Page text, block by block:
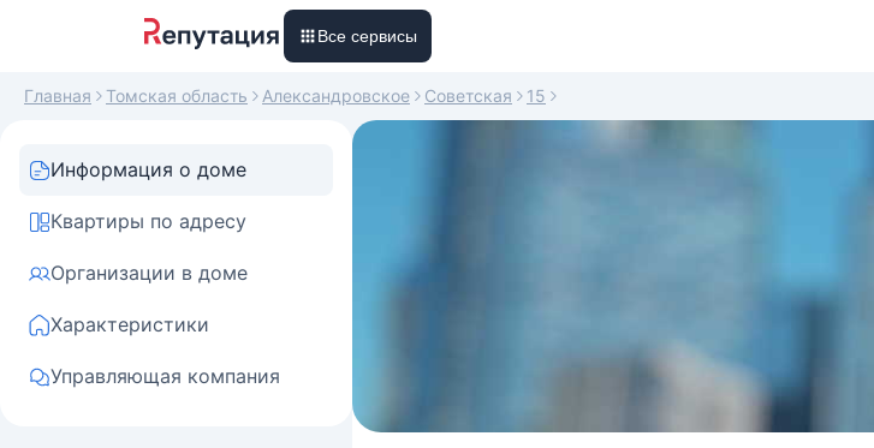
Все сервисы
Главная Томская область Александровское Советская 15
Информация о доме
Квартиры по адресу
Организации в доме
Характеристики
Управляющая компания